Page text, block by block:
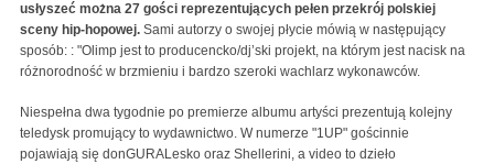
usłyszeć można 27 gości reprezentujących pełen przekrój polskiej
sceny hip-hopowej. Sami autorzy o swojej płycie mówią w następujący
sposób: : "Olimp jest to producencko/dj’ski projekt, na którym jest nacisk na
różnorodność w brzmieniu i bardzo szeroki wachlarz wykonawców.
Niespełna dwa tygodnie po premierze albumu artyści prezentują kolejny
teledysk promujący to wydawnictwo. W numerze "1UP" gościnnie
pojawiają się donGURALesko oraz Shellerini, a video to dzieło